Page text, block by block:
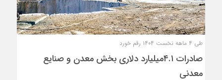
طی ۴ ماهه نخست ۱۴۰۴ رقم خورد
صادرات ۴.۱میلیارد دلاری بخش معدن و صنایع
معدنی